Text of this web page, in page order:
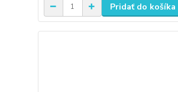
Pridať do košíka